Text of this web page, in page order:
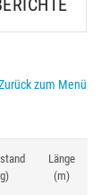
zum Menü
Länge
(m)